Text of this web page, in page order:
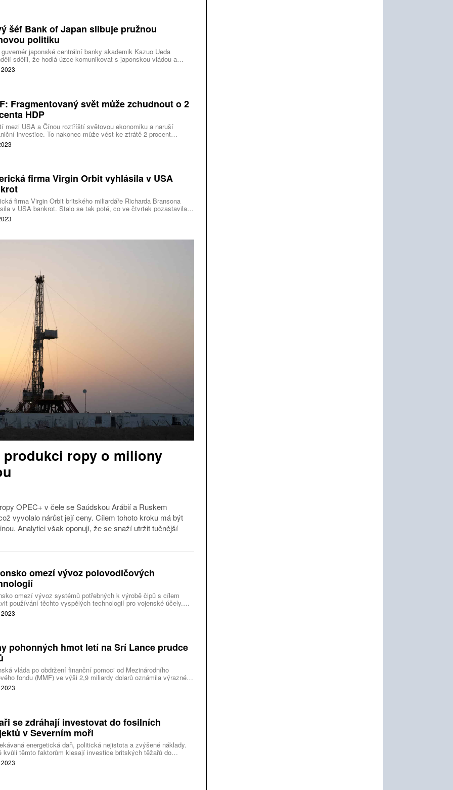
šéf Bank of Japan slibuje pružnou
politiku
japonské centrální banky akademik Kazuo Ueda
sdělil, že hodlá úzce komunikovat s japonskou vládou a
vést měnovou politiku. Ueda si stoupl do čela Bank of Japan
neděli.
Fragmentovaný svět může zchudnout o 2
HDP
mezi USA a Čínou roztříští světovou ekonomiku a naruší
investice. To nakonec může vést ke ztrátě 2 procent
hrubého produktu (HDP). Ve středeční zprávě před tím
Mezinárodní měnový fond (MMF).
firma Virgin Orbit vyhlásila v USA
firma Virgin Orbit britského miliardáře Richarda Bransona
v USA bankrot. Stalo se tak poté, co ve čtvrtek pozastavila
a propustila většinu zaměstnanců. Společnosti se
najít žádného investora, který by zajistil její další
produkci ropy o miliony
OPEC+ v čele se Saúdskou Arábií a Ruskem
vyvolalo nárůst její ceny. Cílem tohoto kroku má být
Analytici však oponují, že se snaží utržit tučnější
omezí vývoz polovodičových
omezí vývoz systémů potřebných k výrobě čipů s cílem
používání těchto vyspělých technologií pro vojenské účely.
Čínu v prohlášení nezmínilo. Následuje však kroky USA a
jejichž cílem je brzdit vojenské ambice Pekingu.
pohonných hmot letí na Srí Lance prudce
vláda po obdržení finanční pomoci od Mezinárodního
fondu (MMF) ve výši 2,9 miliardy dolarů oznámila výrazné
cen pohonných hmot. Právě vysoké ceny a nedostatek paliva,
potravin vedl minulý rok k masivním protestům, které skočily
se zdráhají investovat do fosilních
v Severním moři
energetická daň, politická nejistota a zvýšené náklady.
kvůli těmto faktorům klesají investice britských těžařů do
projektů v Severním moři. Zvyšují se tak rizika, že Británie
energetické soběstačnosti a stane se závislou na dovozu.